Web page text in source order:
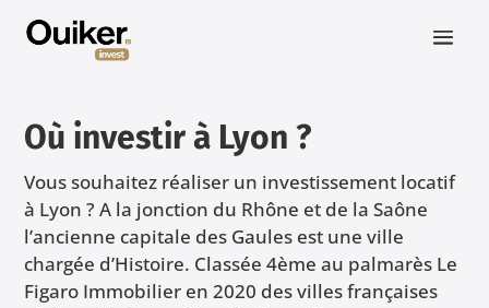
Où investir à Lyon ?
Vous souhaitez réaliser un investissement locatif
à Lyon ? A la jonction du Rhône et de la Saône
l’ancienne capitale des Gaules est une ville
chargée d’Histoire. Classée 4ème au palmarès Le
Figaro Immobilier en 2020 des villes françaises